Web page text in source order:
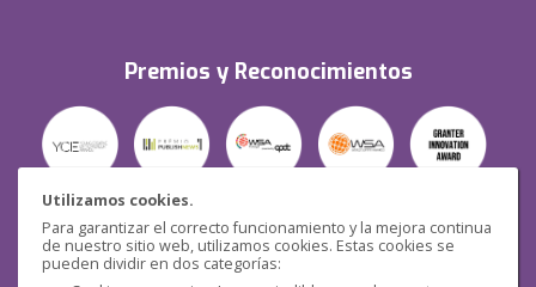
Utilizamos cookies.
Para garantizar el correcto funcionamiento y la mejora continua
de nuestro sitio web, utilizamos cookies. Estas cookies se
pueden dividir en dos categorías:
Premios y Reconocimientos
Seguridad